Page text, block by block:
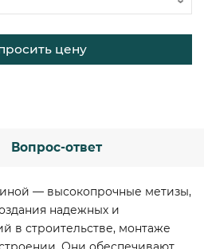
цену
Вопрос-ответ
— высокопрочные метизы,
надежных и
в строительстве, монтаже